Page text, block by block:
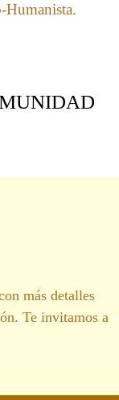
Humanista.
más detalles
Te invitamos a